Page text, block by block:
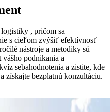
logistiky , pričom sa
s cieľom zvýšiť efektívnosť
nástroje a metodiky sú
vášho podnikania a
sebahodnotenia a zistite, kde
získajte bezplatnú konzultáciu.